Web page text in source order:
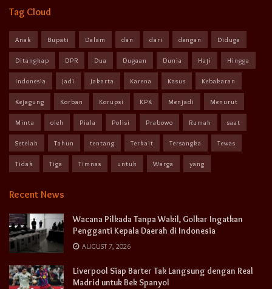
Tag Cloud
Anak Bupati Dalam dan dari dengan Diduga
Ditangkap DPR Dua Dugaan Dunia Haji Hingga
Indonesia Jadi Jakarta Karena Kasus Kebakaran
Kejagung Korban Korupsi KPK Menjadi Menurut
Minta oleh Piala Polisi Prabowo Rumah saat
Setelah Tahun tentang Terkait Tersangka Tewas
Tidak Tiga Timnas untuk Warga yang
Recent News
Wacana Pilkada Tanpa Wakil, Golkar Ingatkan
Pengganti Kepala Daerah di Indonesia
AUGUST 7, 2026
Liverpool Siap Barter Tak Langsung dengan Real
Madrid untuk Bek Spanyol